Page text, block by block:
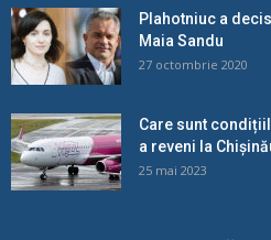
Plahotniuc a
Maia Sandu
27 octombrie 2020
Care sunt
a reveni la
25 mai 2023